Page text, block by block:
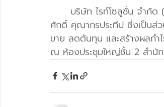
บริษัท ไรท์โซลูชั่น จำกัด
ศักดิ์ คุณากรประทีป ซึ่งเป็นส่
ขาย ลดต้นทุน และสร้างผลกำ
ณ ห้องประชุมใหญ่ชั้น 2 สำนั